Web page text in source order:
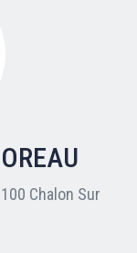
Chalon Sur